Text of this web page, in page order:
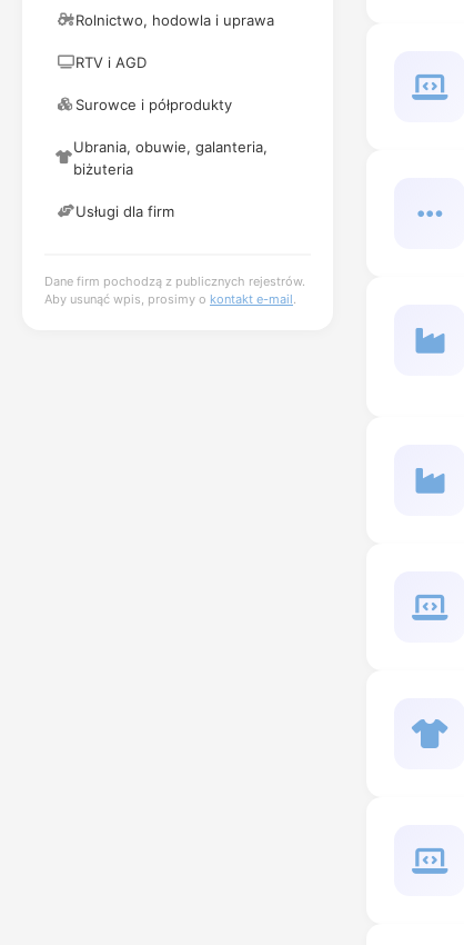
Rolnictwo, hodowla i uprawa
RTV i AGD
Surowce i półprodukty
Ubrania, obuwie, galanteria,
biżuteria
Usługi dla firm
Dane firm pochodzą z publicznych rejestrów.
Aby usunąć wpis, prosimy o kontakt e-mail.